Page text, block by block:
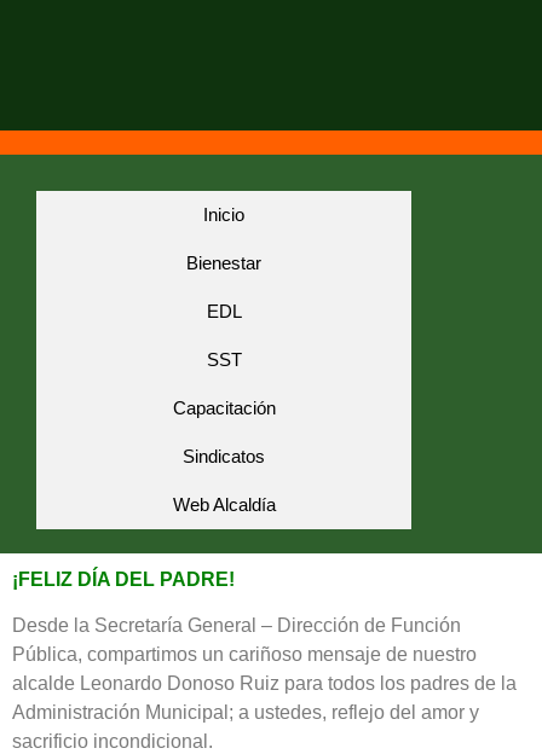
Inicio
Bienestar
EDL
SST
Capacitación
Sindicatos
Web Alcaldía
¡FELIZ DÍA DEL PADRE!
Desde la Secretaría General – Dirección de Función
Pública, compartimos un cariñoso mensaje de nuestro
alcalde Leonardo Donoso Ruiz para todos los padres de la
Administración Municipal; a ustedes, reflejo del amor y
sacrificio incondicional.